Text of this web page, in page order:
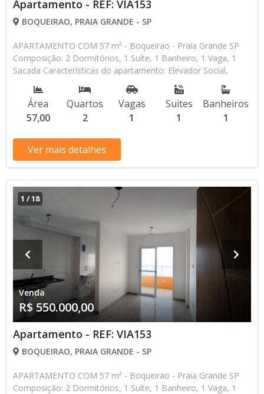
Apartamento - REF: VIA153
BOQUEIRAO, PRAIA GRANDE - SP
APARTAMENTO COM 57 m² - Boqueirao - Praia Grande SP
Composição: 2 Dormitórios, 1 Suíte, 1 Banheiro, 1 Vaga, 1
Sacada Características do apartamento: Elevador Social,
Elevador de Serviço, Acessibilidade, Água Individual, Gás
Encanado, Piscina, Salão de Jogos, Salão de Festas, Espaço
Kids, Academia, Churrasqueira Aceita Financiamento Direto
com a Construtora Entrada de R$ 250.000,00 48 Parcelas
550.000,00 valor Total * Os valores e disponibilidade podem
ser alterados sem prévio aviso. Favor verificar entrando em
Área
57,00
Quartos
2
Vagas
1
Suites
1
Banheiros
1
Ver mais detalhes
1 /18
Venda
R$ 550.000,00
Apartamento - REF: VIA153
BOQUEIRAO, PRAIA GRANDE - SP
APARTAMENTO COM 57 m² - Boqueirao - Praia Grande SP
Composição: 2 Dormitórios, 1 Suíte, 1 Banheiro, 1 Vaga, 1